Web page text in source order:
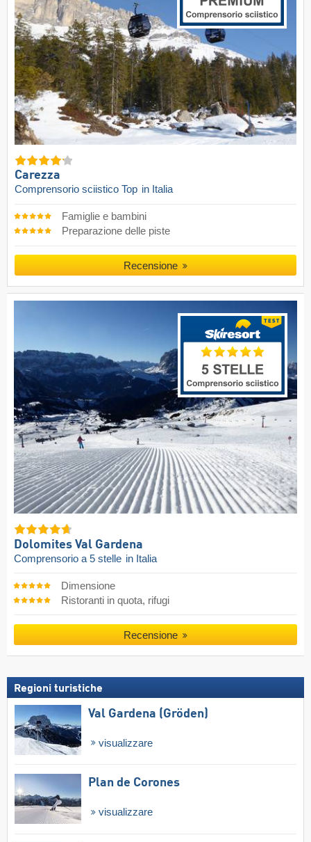
Carezza
Comprensorio sciistico Top in Italia
Famiglie e bambini
Preparazione delle piste
Recensione
Dolomites Val Gardena
Comprensorio a 5 stelle in Italia
Dimensione
Ristoranti in quota, rifugi
Recensione
Regioni turistiche
Val Gardena (Gröden)
visualizzare
Plan de Corones
visualizzare